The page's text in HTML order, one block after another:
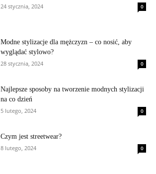
24 stycznia, 2024
0
Modne stylizacje dla mężczyzn – co nosić, aby
wyglądać stylowo?
28 stycznia, 2024
0
Najlepsze sposoby na tworzenie modnych stylizacji
na co dzień
5 lutego, 2024
0
Czym jest streetwear?
8 lutego, 2024
0